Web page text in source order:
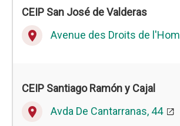
CEIP San José de Valderas
place Avenue des Droits de
CEIP Santiago Ramón y Cajal
place Avda De Cantarranas, 44